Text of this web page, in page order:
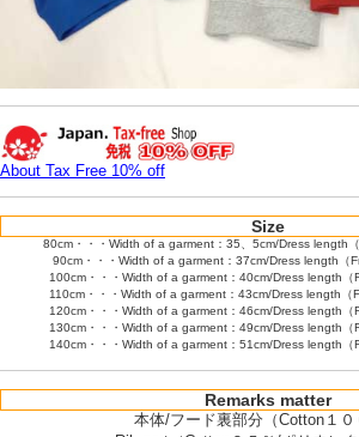
About Tax Free 10% off
Size
80cm・・・Width of a garment：35、5cm/Dress length
90cm・・・Width of a garment：37cm/Dress length（
100cm・・・Width of a garment：40cm/Dress length（
110cm・・・Width of a garment：43cm/Dress length（
120cm・・・Width of a garment：46cm/Dress length（
130cm・・・Width of a garment：49cm/Dress length（
140cm・・・Width of a garment：51cm/Dress length（
Remarks matter
本体/フード裏部分（Cotton１０